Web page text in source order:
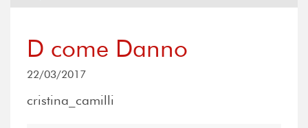
D come Danno
22/03/2017
cristina_camilli